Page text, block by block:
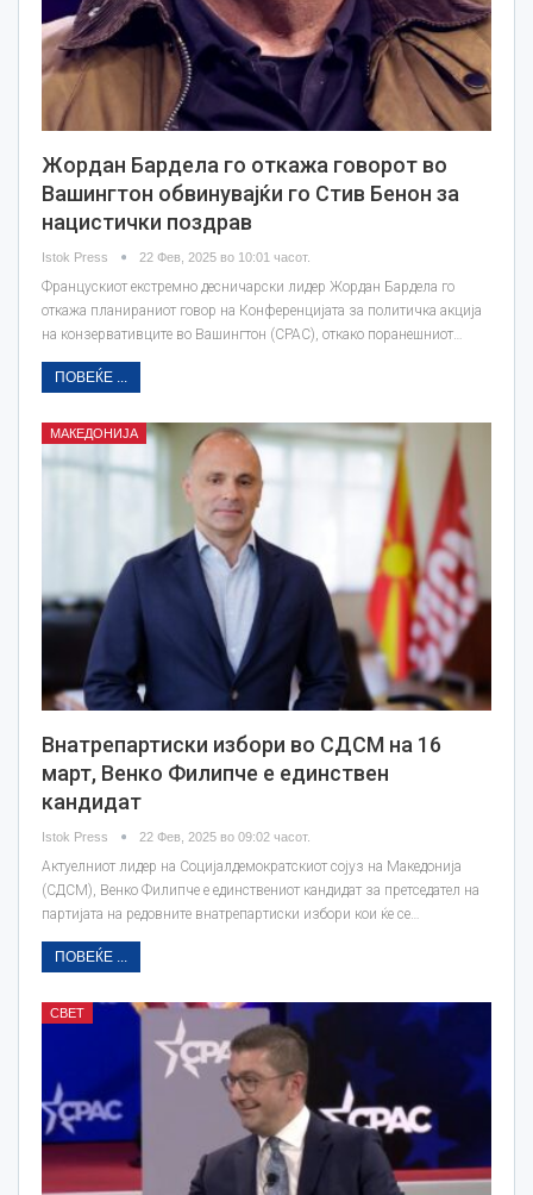
Жордан Бардела го откажа говорот во
Вашингтон обвинувајќи го Стив Бенон за
нацистички поздрав
Istok Press 22 Фев, 2025 во 10:01 часот.
Францускиот екстремно десничарски лидер Жордан Бардела го
откажа планираниот говор на Конференцијата за политичка акција
на конзервативците во Вашингтон (CPAC), откако поранешниот…
ПОВЕЌЕ ...
МАКЕДОНИЈА
Внатрепартиски избори во СДСМ на 16
март, Венко Филипче е единствен
кандидат
Istok Press 22 Фев, 2025 во 09:02 часот.
Актуелниот лидер на Социјалдемократскиот сојуз на Македонија
(СДСМ), Венко Филипче е единствениот кандидат за претседател на
партијата на редовните внатрепартиски избори кои ќе се…
ПОВЕЌЕ ...
СВЕТ